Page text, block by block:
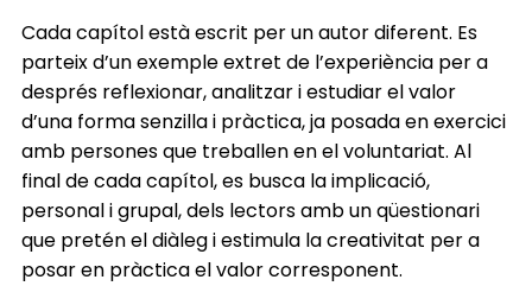
Cada capítol està escrit per un autor diferent. Es
parteix d’un exemple extret de l’experiència per a
després reflexionar, analitzar i estudiar el valor
d’una forma senzilla i pràctica, ja posada en exercici
amb persones que treballen en el voluntariat. Al
final de cada capítol, es busca la implicació,
personal i grupal, dels lectors amb un qüestionari
que pretén el diàleg i estimula la creativitat per a
posar en pràctica el valor corresponent.